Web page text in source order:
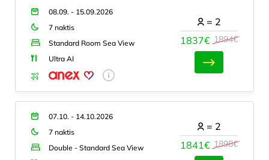
08.09. - 15.09.2026
7 naktis
Standard Room Sea View
Ultra AI
1837€ 1894€
= 2
07.10. - 14.10.2026
7 naktis
Double - Standard Sea View
1841€ 1898€
= 2